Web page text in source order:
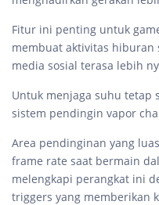
Fitur ini penting untuk
membuat aktivitas
media sosial terasa lebih
Untuk menjaga suhu tetap
sistem pendingin vapor
Area pendinginan yang
frame rate saat bermain
melengkapi perangkat ini
triggers yang memberikan